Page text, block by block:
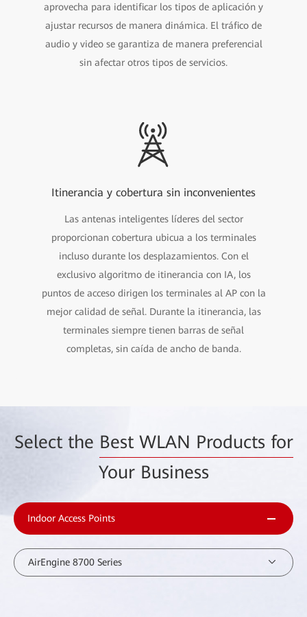
aprovecha para identificar los tipos de aplicación y
ajustar recursos de manera dinámica. El tráfico de
audio y video se garantiza de manera preferencial
sin afectar otros tipos de servicios.
Itinerancia y cobertura sin inconvenientes
Las antenas inteligentes líderes del sector
proporcionan cobertura ubicua a los terminales
incluso durante los desplazamientos. Con el
exclusivo algoritmo de itinerancia con IA, los
puntos de acceso dirigen los terminales al AP con la
mejor calidad de señal. Durante la itinerancia, las
terminales siempre tienen barras de señal
completas, sin caída de ancho de banda.
Select the Best WLAN Products for
Your Business
Indoor Access Points
AirEngine 8700 Series